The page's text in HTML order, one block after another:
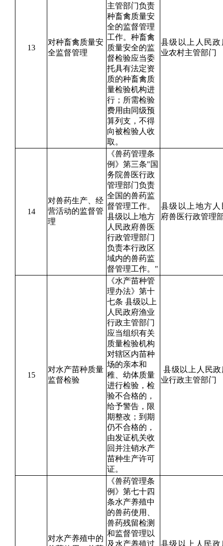
13
对种畜禽质量安
全监督管理
主管部门负责
种畜禽质量安
全的监督管理
工作。种畜禽
质量安全的监
督检验应当委
托具有法定资
质的种畜禽质
量检验机构进
行；所需检验
费用由同级预
算列支，不得
向被检验人收
取。
县级以上人民政
业农村主管部门
14
对兽药生产、经
营活动的监督管
理
《兽药管理条
例》第三条"国
务院兽医行政
管理部门负责
全国的兽药监
督管理工作。
县级以上地方
人民政府兽医
行政管理部门
负责本行政区
域内的兽药监
督管理工作。"
县级以上地方人
府兽医行政管理
15
对水产苗种质量
监督检验
《水产苗种管
理办法》第十
七条 县级以上
人民政府渔业
行政主管部门
应当组织有关
质量检验机构
对辖区内苗种
场的亲本和
稚、幼体质量
进行检验，检
验不合格的，
给予警告，限
期整改；到期
仍不合格的，
由发证机关收
回并注销水产
苗种生产许可
证。
县级以上人民政
业行政主管部门
对水产养殖中的
《兽药管理条
例》第七十四
条水产养殖中
的兽药使用、
兽药残留检测
和监督管理以
及水产养殖过
县级以上人民政